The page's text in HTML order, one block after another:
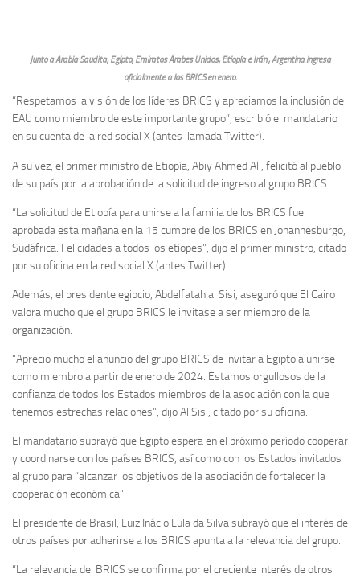
Junto a Arabia Saudita, Egipto, Emiratos Árabes Unidos, Etiopía e Irán , Argentina ingresa
oficialmente a los BRICS en enero.
“Respetamos la visión de los líderes BRICS y apreciamos la inclusión de
EAU como miembro de este importante grupo”, escribió el mandatario
en su cuenta de la red social X (antes llamada Twitter).
A su vez, el primer ministro de Etiopía, Abiy Ahmed Ali, felicitó al pueblo
de su país por la aprobación de la solicitud de ingreso al grupo BRICS.
“La solicitud de Etiopía para unirse a la familia de los BRICS fue
aprobada esta mañana en la 15 cumbre de los BRICS en Johannesburgo,
Sudáfrica. Felicidades a todos los etíopes”, dijo el primer ministro, citado
por su oficina en la red social X (antes Twitter).
Además, el presidente egipcio, Abdelfatah al Sisi, aseguró que El Cairo
valora mucho que el grupo BRICS le invitase a ser miembro de la
organización.
“Aprecio mucho el anuncio del grupo BRICS de invitar a Egipto a unirse
como miembro a partir de enero de 2024. Estamos orgullosos de la
confianza de todos los Estados miembros de la asociación con la que
tenemos estrechas relaciones”, dijo Al Sisi, citado por su oficina.
El mandatario subrayó que Egipto espera en el próximo período cooperar
y coordinarse con los países BRICS, así como con los Estados invitados
al grupo para “alcanzar los objetivos de la asociación de fortalecer la
cooperación económica”.
El presidente de Brasil, Luiz Inácio Lula da Silva subrayó que el interés de
otros países por adherirse a los BRICS apunta a la relevancia del grupo.
“La relevancia del BRICS se confirma por el creciente interés de otros